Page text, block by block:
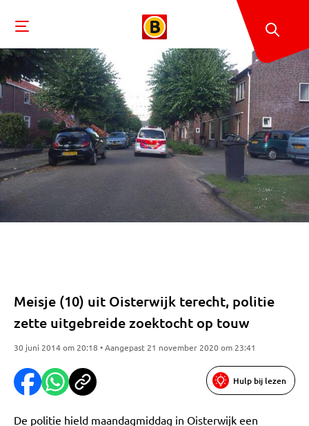
Meisje (10) uit Oisterwijk terecht, politie
zette uitgebreide zoektocht op touw
30 juni 2014 om 20:18 • Aangepast 21 november 2020 om 23:41
Hulp bij lezen
De politie hield maandagmiddag in Oisterwijk een